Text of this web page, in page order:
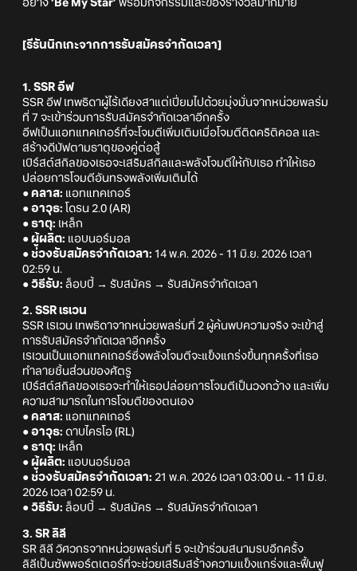
อย่าง ‘Be My Star’ พร้อมกิจกรรมและของรางวัลมากมาย
[รีรันนิกเกะจากการรับสมัครจำกัดเวลา]
1. SSR อีฟ
SSR อีฟ เทพธิดาผู้ไร้เดียงสาแต่เปี่ยมไปด้วยมุ่งมั่นจากหน่วยพลร่ม
ที่ 7 จะเข้าร่วมการรับสมัครจำกัดเวลาอีกครั้ง
อีฟเป็นแอทแทคเกอร์ที่จะโจมตีเพิ่มเติมเมื่อโจมตีติดคริติคอล และ
สร้างดีบัฟตามธาตุของคู่ต่อสู้
เบิร์สต์สกิลของเธอจะเสริมสกิลและพลังโจมตีให้กับเธอ ทำให้เธอ
ปล่อยการโจมตีอันทรงพลังเพิ่มเติมได้
● คลาส: แอทแทคเกอร์
● อาวุธ: โดรน 2.0 (AR)
● ธาตุ: เหล็ก
● ผู้ผลิต: แอบนอร์มอล
● ช่วงรับสมัครจำกัดเวลา: 14 พ.ค. 2026 - 11 มิ.ย. 2026 เวลา
02:59 น.
● วิธีรับ: ล็อบบี้ → รับสมัคร → รับสมัครจำกัดเวลา
2. SSR เรเวน
SSR เรเวน เทพธิดาจากหน่วยพลร่มที่ 2 ผู้ค้นพบความจริง จะเข้าสู่
การรับสมัครจำกัดเวลาอีกครั้ง
เรเวนเป็นแอทแทคเกอร์ซึ่งพลังโจมตีจะแข็งแกร่งขึ้นทุกครั้งที่เธอ
ทำลายชิ้นส่วนของศัตรู
เบิร์สต์สกิลของเธอจะทำให้เธอปล่อยการโจมตีเป็นวงกว้าง และเพิ่ม
ความสามารถในการโจมตีของตนเอง
● คลาส: แอทแทคเกอร์
● อาวุธ: ดาบไครโอ (RL)
● ธาตุ: เหล็ก
● ผู้ผลิต: แอบนอร์มอล
● ช่วงรับสมัครจำกัดเวลา: 21 พ.ค. 2026 เวลา 03:00 น. - 11 มิ.ย.
2026 เวลา 02:59 น.
● วิธีรับ: ล็อบบี้ → รับสมัคร → รับสมัครจำกัดเวลา
3. SR ลิลี
SR ลิลี วิศวกรจากหน่วยพลร่มที่ 5 จะเข้าร่วมสนามรบอีกครั้ง
ลิลีเป็นซัพพอร์ตเตอร์ที่จะช่วยเสริมสร้างความแข็งแกร่งและฟื้นฟู